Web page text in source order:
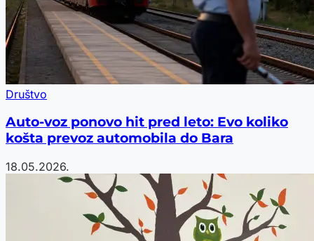
Društvo
Auto-voz ponovo hit pred leto: Evo koliko
košta prevoz automobila do Bara
18.05.2026.